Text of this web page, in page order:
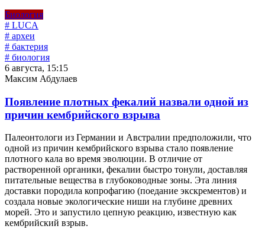
Биология
# LUCA
# археи
# бактерия
# биология
6 августа, 15:15
Максим Абдулаев
Появление плотных фекалий назвали одной из
причин кембрийского взрыва
Палеонтологи из Германии и Австралии предположили, что
одной из причин кембрийского взрыва стало появление
плотного кала во время эволюции. В отличие от
растворенной органики, фекалии быстро тонули, доставляя
питательные вещества в глубоководные зоны. Эта линия
доставки породила копрофагию (поедание экскрементов) и
создала новые экологические ниши на глубине древних
морей. Это и запустило цепную реакцию, известную как
кембрийский взрыв.